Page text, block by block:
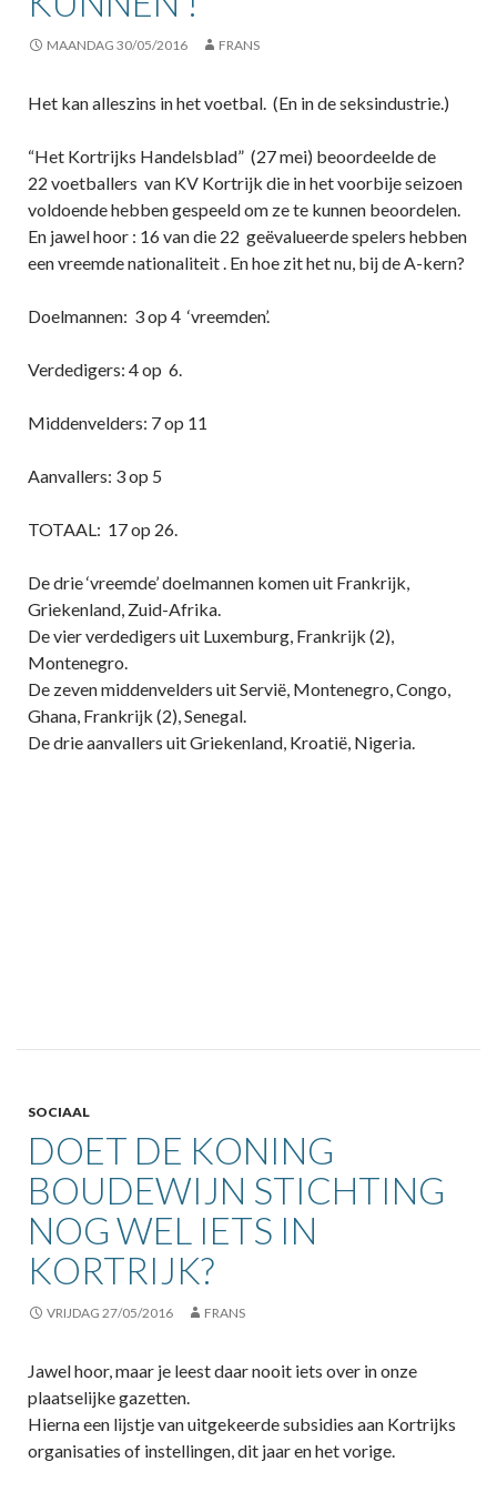
MAANDAG 30/05/2016 FRANS
Het kan alleszins in het voetbal. (En in de seksindustrie.)
“Het Kortrijks Handelsblad” (27 mei) beoordeelde de
22 voetballers van KV Kortrijk die in het voorbije seizoen
voldoende hebben gespeeld om ze te kunnen beoordelen.
En jawel hoor : 16 van die 22 geëvalueerde spelers hebben
een vreemde nationaliteit . En hoe zit het nu, bij de A-kern?
Doelmannen: 3 op 4 ‘vreemden’.
Verdedigers: 4 op 6.
Middenvelders: 7 op 11
Aanvallers: 3 op 5
TOTAAL: 17 op 26.
De drie ‘vreemde’ doelmannen komen uit Frankrijk,
Griekenland, Zuid-Afrika.
De vier verdedigers uit Luxemburg, Frankrijk (2),
Montenegro.
De zeven middenvelders uit Servië, Montenegro, Congo,
Ghana, Frankrijk (2), Senegal.
De drie aanvallers uit Griekenland, Kroatië, Nigeria.
SOCIAAL
DOET DE KONING
BOUDEWIJN STICHTING
NOG WEL IETS IN
KORTRIJK?
VRIJDAG 27/05/2016 FRANS
Jawel hoor, maar je leest daar nooit iets over in onze
plaatselijke gazetten.
Hierna een lijstje van uitgekeerde subsidies aan Kortrijks
organisaties of instellingen, dit jaar en het vorige.